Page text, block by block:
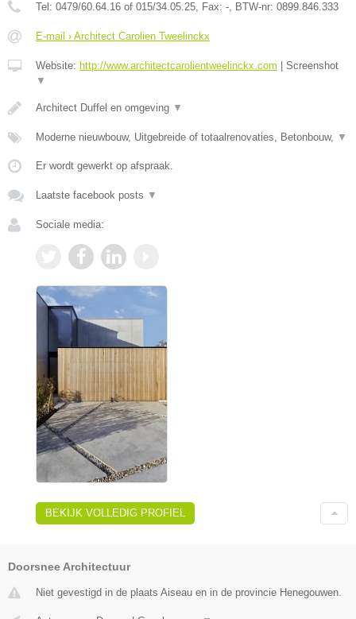
Tel: 0479/60.64.16 of 015/34.05.25, Fax: -, BTW-nr: 0899.846.333
E-mail › Architect Carolien Tweelinckx
Website: http://www.architectcarolientweelinckx.com
Screenshot
▼
Architect Duffel en omgeving ▼
Moderne nieuwbouw, Uitgebreide of totaalrenovaties, Betonbouw, ▼
Er wordt gewerkt op afspraak.
Laatste facebook posts ▼
Sociale media:
BEKIJK VOLLEDIG PROFIEL
Doorsnee Architectuur
Niet gevestigd in de plaats Aiseau en in de provincie Henegouwen.